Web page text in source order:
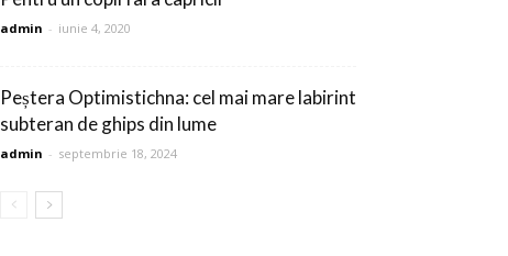
admin - iunie 4, 2020
Peștera Optimistichna: cel mai mare labirint
subteran de ghips din lume
admin - septembrie 18, 2024